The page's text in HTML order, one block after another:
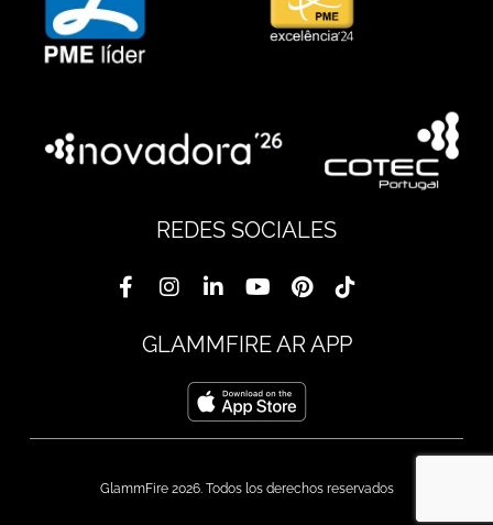
REDES SOCIALES
GLAMMFIRE AR APP
GlammFire 2026. Todos los derechos reservados